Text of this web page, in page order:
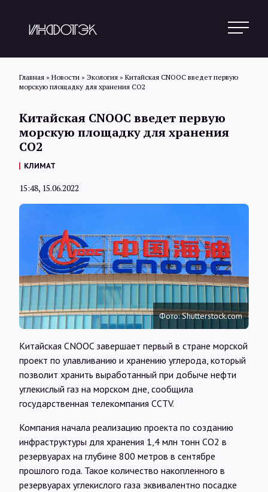
Обзоры
Интервью
Карты
О нас
@Infotek_Russia
Главная » Новости » Экология » Китайская CNOOC введет первую
морскую площадку для хранения CO2
Китайская CNOOC введет первую
морскую площадку для хранения
CO2
КЛИМАТ
15:48, 15.06.2022
Фото: Shutterstock.com
Китайская CNOOC завершает первый в стране морской
проект по улавливанию и хранению углерода, который
позволит хранить выработанный при добыче нефти
углекислый газ на морском дне, сообщила
государственная телекомпания CCTV.
Компания начала реализацию проекта по созданию
инфраструктуры для хранения 1,4 млн тонн CO2 в
резервуарах на глубине 800 метров в сентябре
прошлого года. Такое количество накопленного в
резервуарах углекислого газа эквивалентно посадке